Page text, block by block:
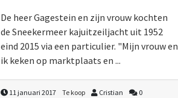
De heer Gagestein en zijn vrouw kochten
de Sneekermeer kajuitzeiljacht uit 1952
eind 2015 via een particulier. "Mijn vrouw en
ik keken op marktplaats en ...
11 januari 2017 Te koop Cristian 0